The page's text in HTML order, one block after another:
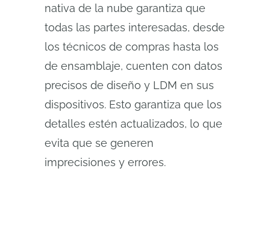
nativa de la nube garantiza que
todas las partes interesadas, desde
los técnicos de compras hasta los
de ensamblaje, cuenten con datos
precisos de diseño y LDM en sus
dispositivos. Esto garantiza que los
detalles estén actualizados, lo que
evita que se generen
imprecisiones y errores.